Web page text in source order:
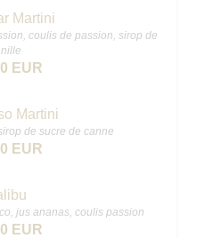
Martini
coulis de passion, sirop de
EUR
Martini
de sucre de canne
EUR
jus ananas, coulis passion
EUR